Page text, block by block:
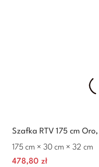
Szafka RTV 175 cm
175 cm × 30 cm × 32 cm
Cena
478,80 zł